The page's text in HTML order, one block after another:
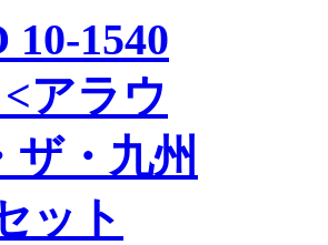
1540
アラウ
ザ・九州
ット